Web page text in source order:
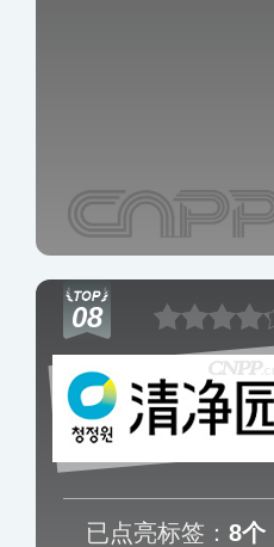
08
已点亮标签： 8个